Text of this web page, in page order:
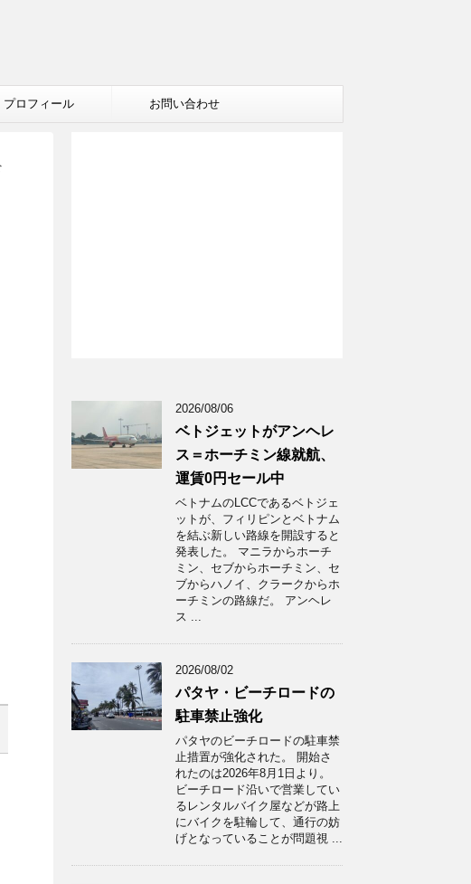
プロフィール お問い合わせ
2026/08/06
ベトジェットがアンヘレ
ス＝ホーチミン線就航、
運賃0円セール中
ベトナムのLCCであるベトジェ
ットが、フィリピンとベトナム
を結ぶ新しい路線を開設すると
発表した。 マニラからホーチ
ミン、セブからホーチミン、セ
ブからハノイ、クラークからホ
ーチミンの路線だ。 アンヘレ
ス ...
2026/08/02
パタヤ・ビーチロードの
駐車禁止強化
パタヤのビーチロードの駐車禁
止措置が強化された。 開始さ
れたのは2026年8月1日より。
ビーチロード沿いで営業してい
るレンタルバイク屋などが路上
にバイクを駐輪して、通行の妨
げとなっていることが問題視 ...